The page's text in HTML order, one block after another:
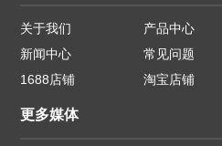
关于我们 产品中心
新闻中心
常见问题
1688店铺
淘宝店铺
更多媒体